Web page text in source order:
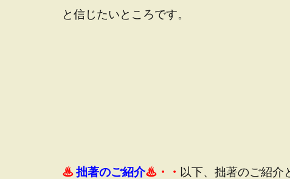
と信じたいところです。
♨拙著のご紹介♨・・ 以下、拙著のご紹介